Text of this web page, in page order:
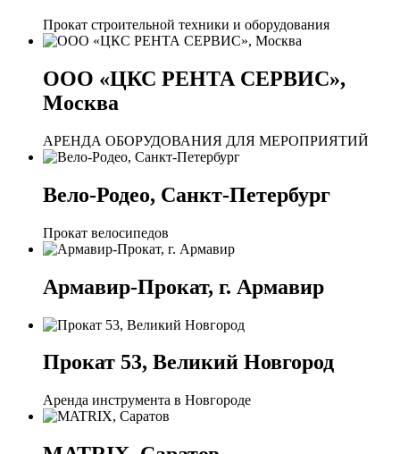
Прокат строительной техники и оборудования
ООО «ЦКС РЕНТА СЕРВИС»,
Москва
АРЕНДА ОБОРУДОВАНИЯ ДЛЯ МЕРОПРИЯТИЙ
Вело-Родео, Санкт-Петербург
Прокат велосипедов
Армавир-Прокат, г. Армавир
Прокат 53, Великий Новгород
Аренда инструмента в Новгороде